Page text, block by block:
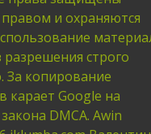
и охраняются
разрешения строго
За копирование
карает Google на
DMCA. Awin